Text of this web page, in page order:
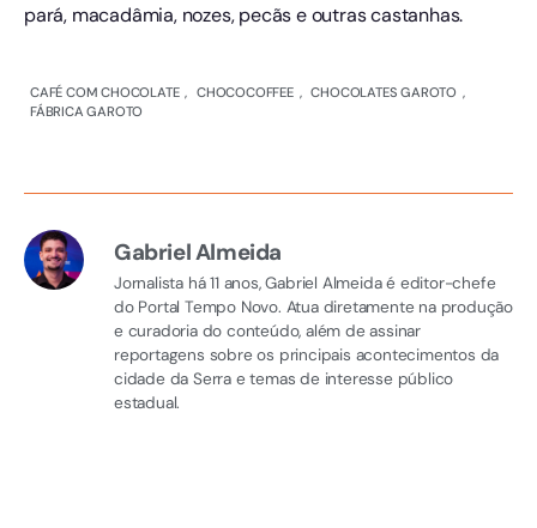
pará, macadâmia, nozes, pecãs e outras castanhas.
CAFÉ COM CHOCOLATE , CHOCOCOFFEE , CHOCOLATES GAROTO ,
FÁBRICA GAROTO
Gabriel Almeida
Jornalista há 11 anos, Gabriel Almeida é editor-chefe
do Portal Tempo Novo. Atua diretamente na produção
e curadoria do conteúdo, além de assinar
reportagens sobre os principais acontecimentos da
cidade da Serra e temas de interesse público
estadual.